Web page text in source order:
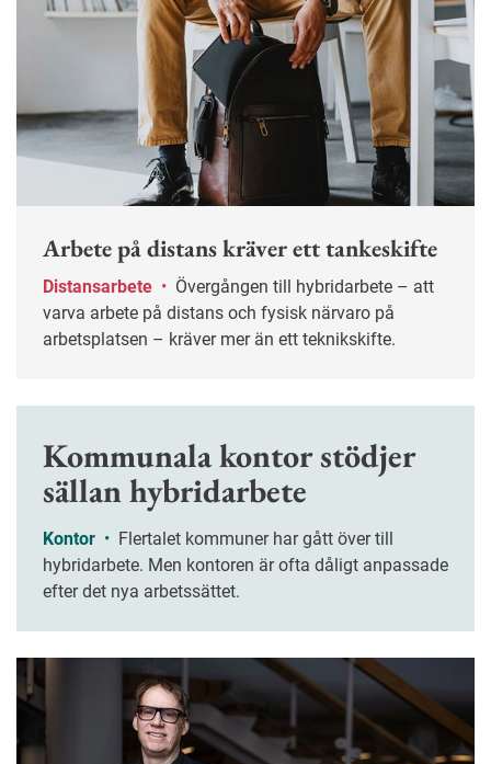
Arbete på distans kräver ett tankeskifte
Distansarbete •
varva arbete på distans och fysisk närvaro på
arbetsplatsen – kräver mer än ett teknikskifte.
Kommunala kontor stödjer
sällan hybridarbete
Kontor •
hybridarbete. Men kontoren är ofta dåligt anpassade
efter det nya arbetssättet.